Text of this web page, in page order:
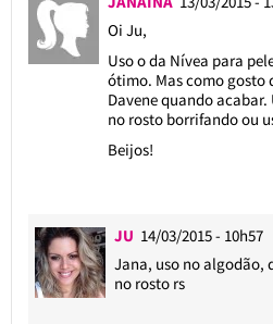
Oi Ju,
Uso o da Nívea para
ótimo. Mas como gosto
Davene quando
no rosto borrifando ou
Beijos!
JU 14/03/2015 - 10h57
Jana, uso no algodão,
no rosto rs